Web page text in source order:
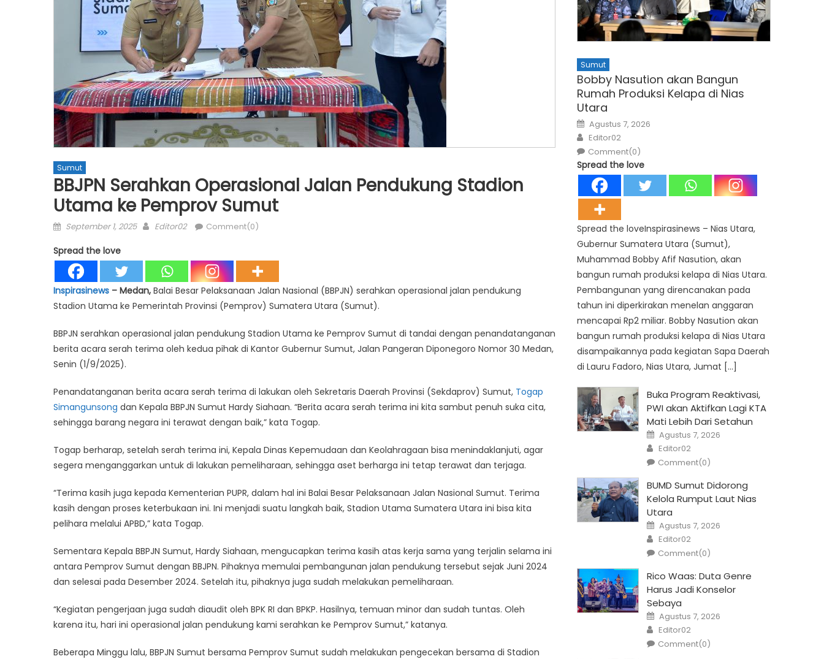
Sumut
BBJPN Serahkan Operasional Jalan Pendukung Stadion
Utama ke Pemprov Sumut
Posted
September 1, 2025 Author
Editor02 Comment(0)
Spread the love
Inspirasinews – Medan, Balai Besar Pelaksanaan Jalan Nasional (BBPJN) serahkan operasional jalan pendukung
Stadion Utama ke Pemerintah Provinsi (Pemprov) Sumatera Utara (Sumut).
BBPJN serahkan operasional jalan pendukung Stadion Utama ke Pemprov Sumut di tandai dengan penandatanganan
berita acara serah terima oleh kedua pihak di Kantor Gubernur Sumut, Jalan Pangeran Diponegoro Nomor 30 Medan,
Senin (1/9/2025).
Penandatanganan berita acara serah terima di lakukan oleh Sekretaris Daerah Provinsi (Sekdaprov) Sumut, Togap
Simangunsong dan Kepala BBPJN Sumut Hardy Siahaan. “Berita acara serah terima ini kita sambut penuh suka cita,
sehingga barang negara ini terawat dengan baik,” kata Togap.
Togap berharap, setelah serah terima ini, Kepala Dinas Kepemudaan dan Keolahragaan bisa menindaklanjuti, agar
segera menganggarkan untuk di lakukan pemeliharaan, sehingga aset berharga ini tetap terawat dan terjaga.
“Terima kasih juga kepada Kementerian PUPR, dalam hal ini Balai Besar Pelaksanaan Jalan Nasional Sumut. Terima
kasih dengan proses keterbukaan ini. Ini menjadi suatu langkah baik, Stadion Utama Sumatera Utara ini bisa kita
pelihara melalui APBD,” kata Togap.
Sementara Kepala BBPJN Sumut, Hardy Siahaan, mengucapkan terima kasih atas kerja sama yang terjalin selama ini
antara Pemprov Sumut dengan BBJPN. Pihaknya memulai pembangunan jalan pendukung tersebut sejak Juni 2024
dan selesai pada Desember 2024. Setelah itu, pihaknya juga sudah melakukan pemeliharaan.
“Kegiatan pengerjaan juga sudah diaudit oleh BPK RI dan BPKP. Hasilnya, temuan minor dan sudah tuntas. Oleh
karena itu, hari ini operasional jalan pendukung kami serahkan ke Pemprov Sumut,” katanya.
Beberapa Minggu lalu, BBPJN Sumut bersama Pemprov Sumut sudah melakukan pengecekan bersama di Stadion
Sumut
Bobby Nasution akan Bangun
Rumah Produksi Kelapa di Nias
Utara
Posted
on
Agustus 7, 2026
Author
Editor02
Comment(0)
Spread the love
Spread the loveInspirasinews – Nias Utara,
Gubernur Sumatera Utara (Sumut),
Muhammad Bobby Afif Nasution, akan
bangun rumah produksi kelapa di Nias Utara.
Pembangunan yang direncanakan pada
tahun ini diperkirakan menelan anggaran
mencapai Rp2 miliar. Bobby Nasution akan
bangun rumah produksi kelapa di Nias Utara
disampaikannya pada kegiatan Sapa Daerah
di Lauru Fadoro, Nias Utara, Jumat […]
Buka Program Reaktivasi,
PWI akan Aktifkan Lagi KTA
Mati Lebih Dari Setahun
Posted
on
Agustus 7, 2026
Author
Editor02
Comment(0)
BUMD Sumut Didorong
Kelola Rumput Laut Nias
Utara
Posted
on
Agustus 7, 2026
Author
Editor02
Comment(0)
Rico Waas: Duta Genre
Harus Jadi Konselor
Sebaya
Posted
on
Agustus 7, 2026
Author
Editor02
Comment(0)